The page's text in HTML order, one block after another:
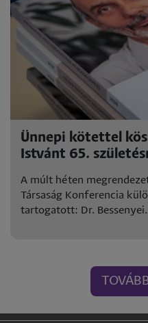
Ünnepi kötettel
Istvánt 65.
A múlt héten
Társaság Konferencia
tartogatott: Dr.